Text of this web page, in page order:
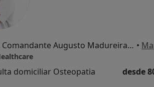
Largo Comandante Augusto Madureira 6, Algés •
domiciliar Osteopatia desde